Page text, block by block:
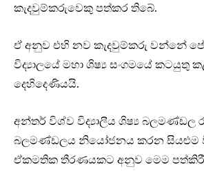
කැදවුම්කරුවෙකු පත්කර තිබේ.
ඒ අනුව එහි නව කැදවුම්කරු වන්නේ
විද්‍යාලයේ මහා ශිෂ්‍ය සංගමයේ කටයුතු
දෙහිදෙණියයි.
අන්තර් විශ්ව විද්‍යාලීය ශිෂ්‍ය බලමණ්ඩල
බලමණ්ඩලය නියෝජනය කරන සියළුම
ඒකමතික තීරණයකට අනුව මෙම